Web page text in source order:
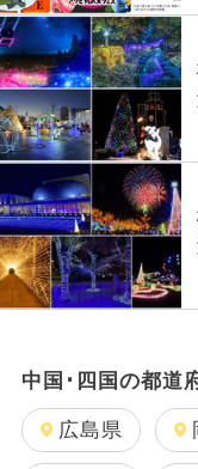
中国･四国の都道
広島県